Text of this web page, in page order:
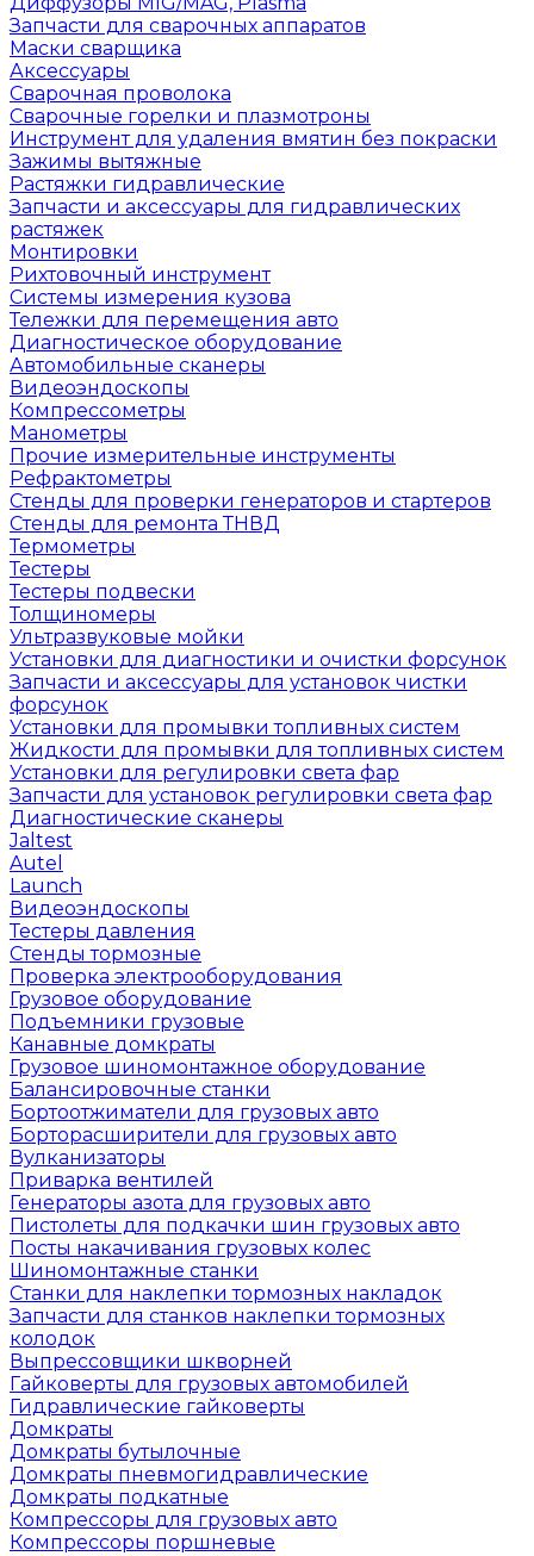
Запчасти для сварочных аппаратов
Маски сварщика
Аксессуары
Сварочная проволока
Сварочные горелки и плазмотроны
Инструмент для удаления вмятин без покраски
Зажимы вытяжные
Растяжки гидравлические
Запчасти и аксессуары для гидравлических
растяжек
Монтировки
Рихтовочный инструмент
Системы измерения кузова
Тележки для перемещения авто
Диагностическое оборудование
Автомобильные сканеры
Видеоэндоскопы
Компрессометры
Манометры
Прочие измерительные инструменты
Рефрактометры
Стенды для проверки генераторов и стартеров
Стенды для ремонта ТНВД
Термометры
Тестеры
Тестеры подвески
Толщиномеры
Ультразвуковые мойки
Установки для диагностики и очистки форсунок
Запчасти и аксессуары для установок чистки
форсунок
Установки для промывки топливных систем
Жидкости для промывки для топливных систем
Установки для регулировки света фар
Запчасти для установок регулировки света фар
Диагностические сканеры
Jaltest
Autel
Launch
Видеоэндоскопы
Тестеры давления
Стенды тормозные
Проверка электрооборудования
Грузовое оборудование
Подъемники грузовые
Канавные домкраты
Грузовое шиномонтажное оборудование
Балансировочные станки
Бортоотжиматели для грузовых авто
Борторасширители для грузовых авто
Вулканизаторы
Приварка вентилей
Генераторы азота для грузовых авто
Пистолеты для подкачки шин грузовых авто
Посты накачивания грузовых колес
Шиномонтажные станки
Станки для наклепки тормозных накладок
Запчасти для станков наклепки тормозных
колодок
Выпрессовщики шкворней
Гайковерты для грузовых автомобилей
Гидравлические гайковерты
Домкраты
Домкраты бутылочные
Домкраты пневмогидравлические
Домкраты подкатные
Компрессоры для грузовых авто
Компрессоры поршневые